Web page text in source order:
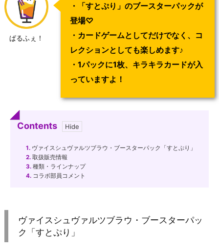
ぱるふぇ！
・「すとぷり」のブースターパックが
登場♡
・カードゲームとしてだけでなく、コ
レクションとしても楽しめます♪
・1パックに1枚、キラキラカードが入
っていますよ！
Contents
1. ヴァイスシュヴァルツブラウ・ブースターパック「すとぷり」
2. 取扱販売情報
3. 種類・ラインナップ
4. コラボ部員コメント
ヴァイスシュヴァルツブラウ・ブースターパッ
ク「すとぷり」